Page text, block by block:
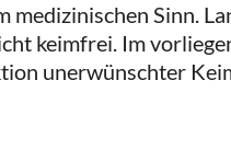
medizinischen Sinn.
keimfrei. Im
unerwünschter